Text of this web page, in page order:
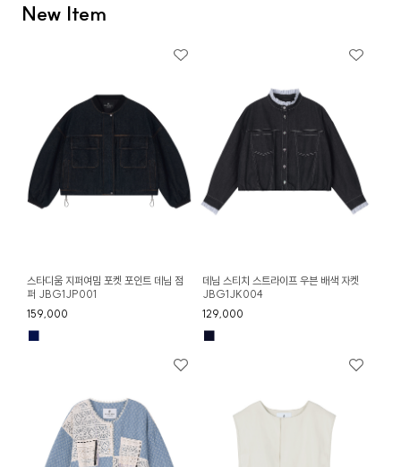
New Item
스타디움 지퍼여밈 포켓 포인트 데님 점
퍼 JBG1JP001
159,000
■
데님 스티치 스트라이프 우븐 배색 자켓
JBG1JK004
129,000
■